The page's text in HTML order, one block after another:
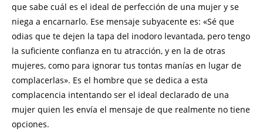
que sabe cuál es el ideal de perfección de una mujer y se
niega a encarnarlo. Ese mensaje subyacente es: «Sé que
odias que te dejen la tapa del inodoro levantada, pero tengo
la suficiente confianza en tu atracción, y en la de otras
mujeres, como para ignorar tus tontas manías en lugar de
complacerlas». Es el hombre que se dedica a esta
complacencia intentando ser el ideal declarado de una
mujer quien les envía el mensaje de que realmente no tiene
opciones.